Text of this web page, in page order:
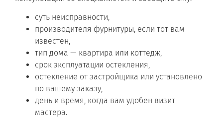
суть неисправности,
производителя фурнитуры, если тот вам
известен,
тип дома — квартира или коттедж,
срок эксплуатации остекления,
остекление от застройщика или установлено
по вашему заказу,
день и время, когда вам удобен визит
мастера.